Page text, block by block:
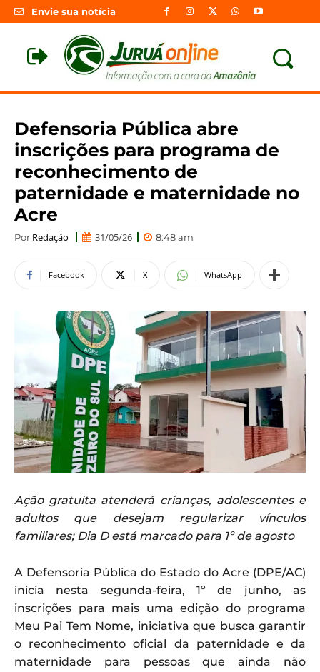
Envie sua notícia
Defensoria Pública abre
inscrições para programa de
reconhecimento de
paternidade e maternidade no
Acre
Por Redação 31/05/26 8:48 am
Facebook X WhatsApp
Ação gratuita atenderá crianças, adolescentes e
adultos que desejam regularizar vínculos
familiares; Dia D está marcado para 1º de agosto
A Defensoria Pública do Estado do Acre (DPE/AC)
inicia nesta segunda-feira, 1º de junho, as
inscrições para mais uma edição do programa
Meu Pai Tem Nome, iniciativa que busca garantir
o reconhecimento oficial da paternidade e da
maternidade para pessoas que ainda não